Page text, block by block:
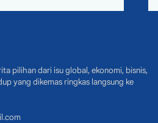
pilihan dari isu global, ekonomi, bisnis,
yang dikemas ringkas langsung ke